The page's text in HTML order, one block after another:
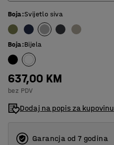
600
800
1000
1200
1400
1600
1800
Boja:Svijetlo siva
Boja:Bijela
637,00 KM
bez PDV
Dodaj na popis za kupovinu
Garancja od 7 godina